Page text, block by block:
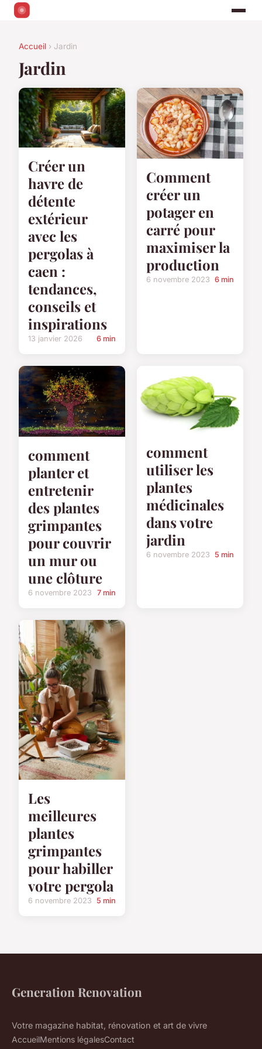
Accueil › Jardin
Jardin
Créer un
havre de
détente
extérieur
avec les
pergolas à
caen :
tendances,
conseils et
inspirations
13 janvier 2026 6 min
Comment
créer un
potager en
carré pour
maximiser la
production
6 novembre 2023 6 min
comment
planter et
entretenir
des plantes
grimpantes
pour couvrir
un mur ou
une clôture
6 novembre 2023 7 min
comment
utiliser les
plantes
médicinales
dans votre
jardin
6 novembre 2023 5 min
Les
meilleures
plantes
grimpantes
pour habiller
votre pergola
6 novembre 2023 5 min
Generation Renovation
Votre magazine habitat, rénovation et art de vivre
AccueilMentions légalesContact